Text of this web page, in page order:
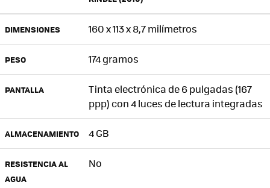
DIMENSIONES 160 x 113 x 8,7 milímetros
PESO 174 gramos
PANTALLA
Tinta electrónica de 6 pulgadas (167
ppp) con 4 luces de lectura integradas
ALMACENAMIENTO 4 GB
RESISTENCIA AL
AGUA
No